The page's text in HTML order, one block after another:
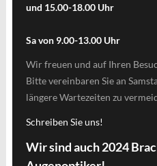
und 15.00-18.00 Uhr
Sa von 9.00-13.00 Uhr
Wir freuen und auf Ihren
Bitte vereinbaren Sie an
längere Wartezeiten zu
Schreiben Sie uns!
Wir sind auch 2024